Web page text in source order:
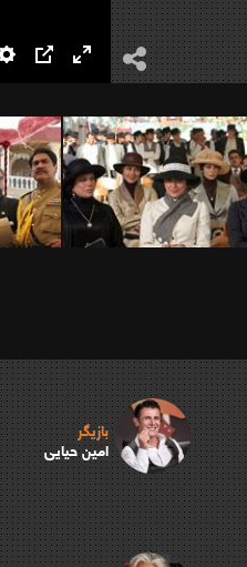
Enter
fullscreen
بازیگر
امین حیایی